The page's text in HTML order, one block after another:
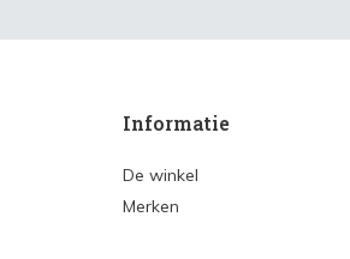
Informatie
De winkel
Merken